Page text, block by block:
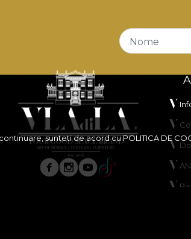
sunteti de acord cuPOLITICA DE
Nome